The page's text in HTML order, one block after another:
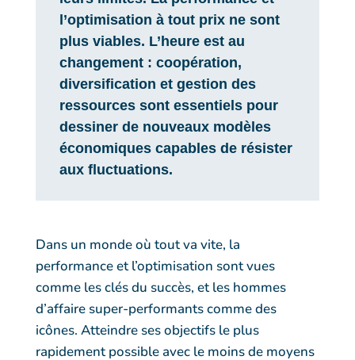
l’optimisation à tout prix ne sont
plus viables. L’heure est au
changement : coopération,
diversification et gestion des
ressources sont essentiels pour
dessiner de nouveaux modèles
économiques capables de résister
aux fluctuations.
Dans un monde où tout va vite, la
performance et l’optimisation sont vues
comme les clés du succès, et les hommes
d’affaire super-performants comme des
icônes. Atteindre ses objectifs le plus
rapidement possible avec le moins de moyens